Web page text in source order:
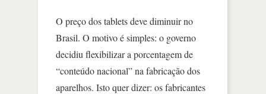
O preço dos tablets deve diminuir no
Brasil. O motivo é simples: o governo
decidiu flexibilizar a porcentagem de
“conteúdo nacional” na fabricação dos
aparelhos. Isto quer dizer: os fabricantes